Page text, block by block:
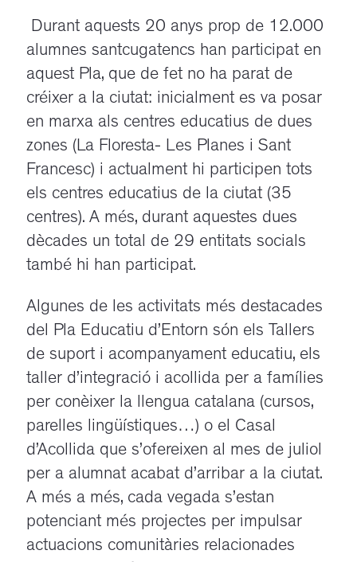
Durant aquests 20 anys prop de 12.000
alumnes santcugatencs han participat en
aquest Pla, que de fet no ha parat de
créixer a la ciutat: inicialment es va posar
en marxa als centres educatius de dues
zones (La Floresta- Les Planes i Sant
Francesc) i actualment hi participen tots
els centres educatius de la ciutat (35
centres). A més, durant aquestes dues
dècades un total de 29 entitats socials
també hi han participat.
Algunes de les activitats més destacades
del Pla Educatiu d’Entorn són els Tallers
de suport i acompanyament educatiu, els
taller d’integració i acollida per a famílies
per conèixer la llengua catalana (cursos,
parelles lingüístiques…) o el Casal
d’Acollida que s’ofereixen al mes de juliol
per a alumnat acabat d’arribar a la ciutat.
A més a més, cada vegada s’estan
potenciant més projectes per impulsar
actuacions comunitàries relacionades